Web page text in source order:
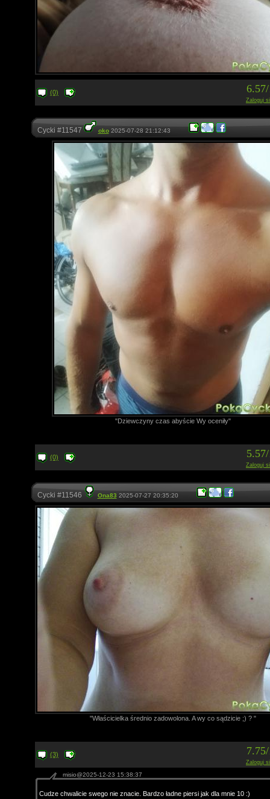
(0)
Zaloguj
Cycki #11547 oko2025-07-28 21:12:43
"Dziewczyny czas abyście Wy oceniły"
(0)
Zaloguj
Cycki #11546 Ona83 2025-07-27 20:35:20
"Właścicielka średnio zadowolona. A wy co sądzicie ;) ? "
(3)
Zaloguj
misio@2025-12-23 15:38:37
Cudze chwalicie swego nie znacie. Bardzo ładne piersi jak dla mnie 10 :)